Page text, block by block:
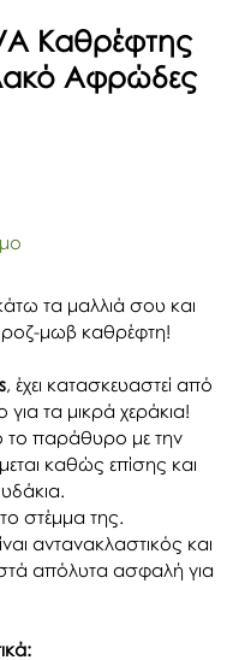
Καθρέφτης
Αφρώδες
τα μαλλιά σου και
ροζ-μωβ καθρέφτη!
, έχει κατασκευαστεί από
για τα μικρά χεράκια!
το παράθυρο με την
καθώς επίσης και
στέμμα της.
αντανακλαστικός και
απόλυτα ασφαλή για